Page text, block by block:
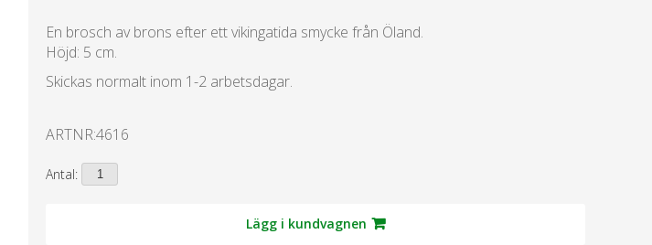
En brosch av brons efter ett vikingatida smycke från Öland.
Höjd: 5 cm.
Skickas normalt inom 1-2 arbetsdagar.
ARTNR:4616
Antal:
Lägg i kundvagnen